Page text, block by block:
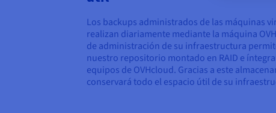
Los backups administrados de las máquinas
realizan diariamente mediante la máquina
de administración de su infraestructura
nuestro repositorio montado en RAID e
equipos de OVHcloud. Gracias a este
conservará todo el espacio útil de su